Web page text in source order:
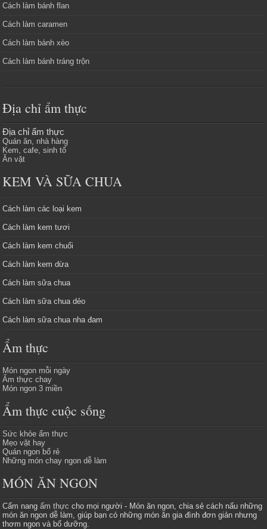
Cách làm bánh flan
Cách làm caramen
Cách làm bánh xèo
Cách làm bánh tráng trộn
Địa chỉ ẩm thực
Địa chỉ ẩm thực
Quán ăn, nhà hàng
Kem, cafe, sinh tố
Ăn vặt
KEM VÀ SỮA CHUA
Cách làm các loại kem
Cách làm kem tươi
Cách làm kem chuối
Cách làm kem dừa
Cách làm sữa chua
Cách làm sữa chua dẻo
Cách làm sữa chua nha đam
Ẩm thực
Món ngon mỗi ngày
Ẩm thực chay
Món ngon 3 miền
Ẩm thực cuộc sống
Sức khỏe ẩm thực
Mẹo vặt hay
Quán ngon bổ rẻ
Những món chay ngon dễ làm
MÓN ĂN NGON
Cẩm nangẩm thực cho mọi người - Món ăn ngon, chia sẻ cách nấu những
món ăn ngon dễ làm, giúp bạn có những món ăn gia đình đơn giản nhưng
thơm ngon và bổ dưỡng.